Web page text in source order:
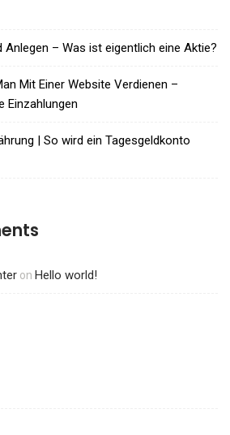
Anlegen – Was ist eigentlich eine Aktie?
Mit Einer Website Verdienen –
Einzahlungen
| So wird ein Tagesgeldkonto
on Hello world!